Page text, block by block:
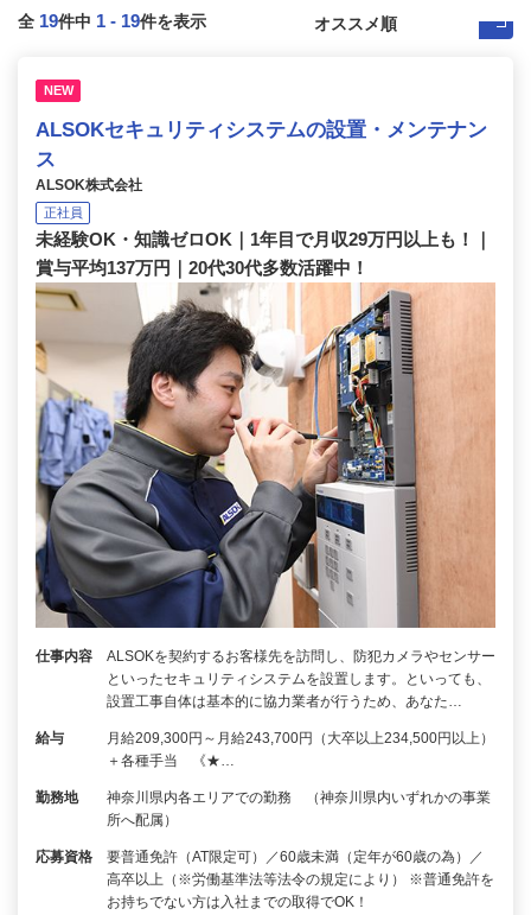
全 19件中 1 - 19件を表示
NEW
ALSOKセキュリティシステムの設置・メンテナン
ス
ALSOK株式会社
正社員
未経験OK・知識ゼロOK｜1年目で月収29万円以上も！｜
賞与平均137万円｜20代30代多数活躍中！
仕事内容
ALSOKを契約するお客様先を訪問し、防犯カメラやセンサー
といったセキュリティシステムを設置します。といっても、
設置工事自体は基本的に協力業者が行うため、あなた…
給与
月給209,300円～月給243,700円（大卒以上234,500円以上）
＋各種手当 《★…
勤務地
神奈川県内各エリアでの勤務 （神奈川県内いずれかの事業
所へ配属）
応募資格
要普通免許（AT限定可）／60歳未満（定年が60歳の為）／
高卒以上（※労働基準法等法令の規定により） ※普通免許を
お持ちでない方は入社までの取得でOK！